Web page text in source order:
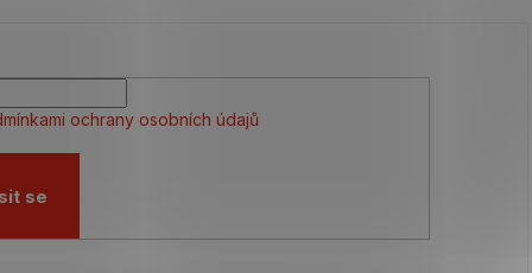
ochrany osobních údajů
se